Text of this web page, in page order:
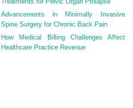
Advancements in Minimally Invasive
Spine Surgery for Chronic Back Pain
How Medical Billing Challenges Affect
Healthcare Practice Revenue